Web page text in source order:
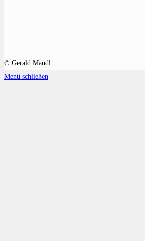
© Gerald Mandl
Menü schließen